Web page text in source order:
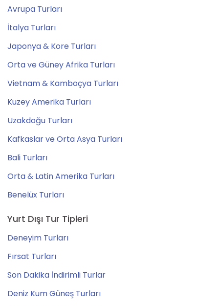
Avrupa Turları
İtalya Turları
Japonya & Kore Turları
Orta ve Güney Afrika Turları
Vietnam & Kamboçya Turları
Kuzey Amerika Turları
Uzakdoğu Turları
Kafkaslar ve Orta Asya Turları
Bali Turları
Orta & Latin Amerika Turları
Benelüx Turları
Yurt Dışı Tur Tipleri
Deneyim Turları
Fırsat Turları
Son Dakika İndirimli Turlar
Deniz Kum Güneş Turları